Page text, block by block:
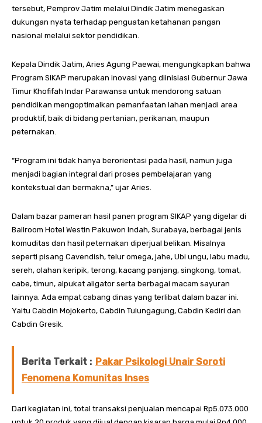
tersebut, Pemprov Jatim melalui Dindik Jatim menegaskan
dukungan nyata terhadap penguatan ketahanan pangan
nasional melalui sektor pendidikan.
Kepala Dindik Jatim, Aries Agung Paewai, mengungkapkan bahwa
Program SIKAP merupakan inovasi yang diinisiasi Gubernur Jawa
Timur Khofifah Indar Parawansa untuk mendorong satuan
pendidikan mengoptimalkan pemanfaatan lahan menjadi area
produktif, baik di bidang pertanian, perikanan, maupun
peternakan.
“Program ini tidak hanya berorientasi pada hasil, namun juga
menjadi bagian integral dari proses pembelajaran yang
kontekstual dan bermakna,” ujar Aries.
Dalam bazar pameran hasil panen program SIKAP yang digelar di
Ballroom Hotel Westin Pakuwon Indah, Surabaya, berbagai jenis
komuditas dan hasil peternakan diperjual belikan. Misalnya
seperti pisang Cavendish, telur omega, jahe, Ubi ungu, labu madu,
sereh, olahan keripik, terong, kacang panjang, singkong, tomat,
cabe, timun, alpukat aligator serta berbagai macam sayuran
lainnya. Ada empat cabang dinas yang terlibat dalam bazar ini.
Yaitu Cabdin Mojokerto, Cabdin Tulungagung, Cabdin Kediri dan
Cabdin Gresik.
Berita Terkait : Pakar Psikologi Unair Soroti
Fenomena Komunitas Inses
Dari kegiatan ini, total transaksi penjualan mencapai Rp5.073.000